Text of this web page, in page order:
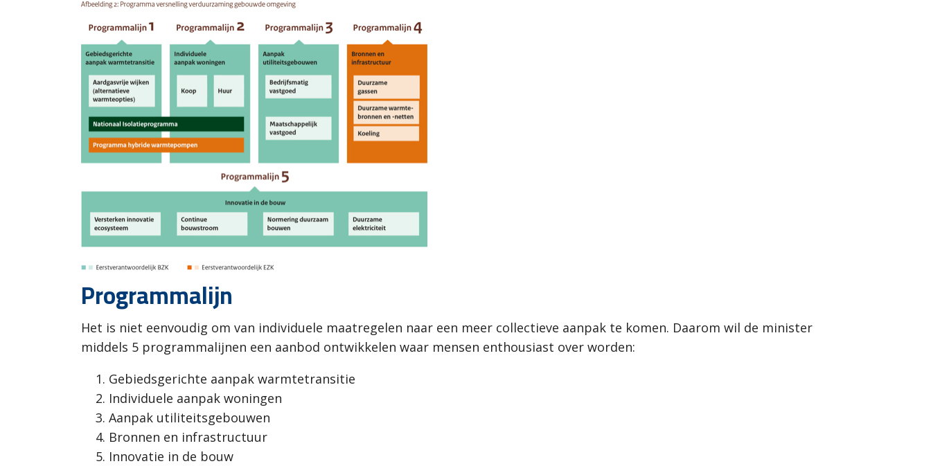
Programmalijn
Het is niet eenvoudig om van individuele maatregelen naar een meer collectieve aanpak te komen. Daarom wil de minister
middels 5 programmalijnen een aanbod ontwikkelen waar mensen enthousiast over worden:
Gebiedsgerichte aanpak warmtetransitie
Individuele aanpak woningen
Aanpak utiliteitsgebouwen
Bronnen en infrastructuur
Innovatie in de bouw